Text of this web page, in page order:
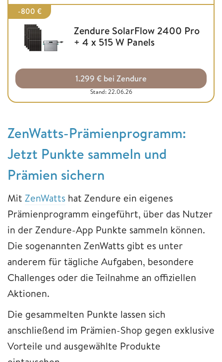
-800 €
Zendure SolarFlow 2400 Pro
+ 4 x 515 W Panels
1.299 € bei Zendure
Stand: 22.06.26
ZenWatts-Prämienprogramm:
Jetzt Punkte sammeln und
Prämien sichern
Mit ZenWatts hat Zendure ein eigenes
Prämienprogramm eingeführt, über das Nutzer
in der Zendure-App Punkte sammeln können.
Die sogenannten ZenWatts gibt es unter
anderem für tägliche Aufgaben, besondere
Challenges oder die Teilnahme an offiziellen
Aktionen.
Die gesammelten Punkte lassen sich
anschließend im Prämien-Shop gegen exklusive
Vorteile und ausgewählte Produkte